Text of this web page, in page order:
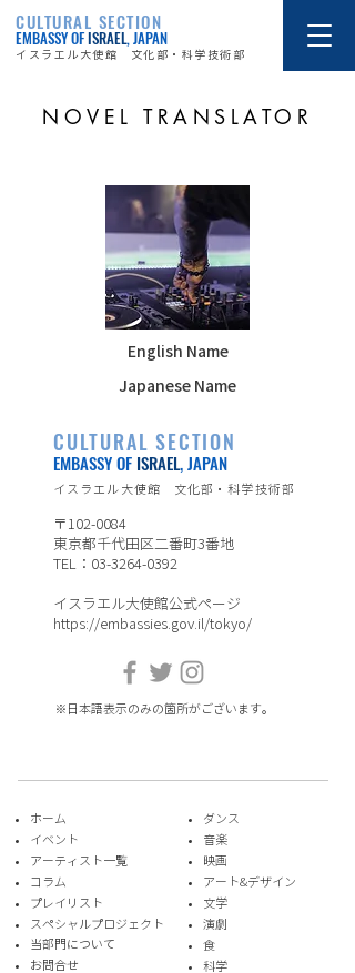
CULTURAL SECTION
EMBASSY OFISRAEL, JAPAN
イスラエル大使館 文化部・科学技術部
NOVEL TRANSLATOR
English Name
Japanese Name
CULTURAL SECTION
EMBASSY OF ISRAEL, JAPAN
イスラエル大使館 文化部・科学技術部
〒102-0084
東京都千代田区二番町3番地
TEL：03-3264-0392
イスラエル大使館公式ページ
https://embassies.gov.il/tokyo/
ホーム
イベント
​アーティスト一覧
​コラム
プレイリスト
スペシャルプロジェクト
ダンス
音楽
​映画
アート&デザイン
​文学
演劇
食
​科学
​当部門について
お問合せ
※日本語表示のみの箇所がございます。